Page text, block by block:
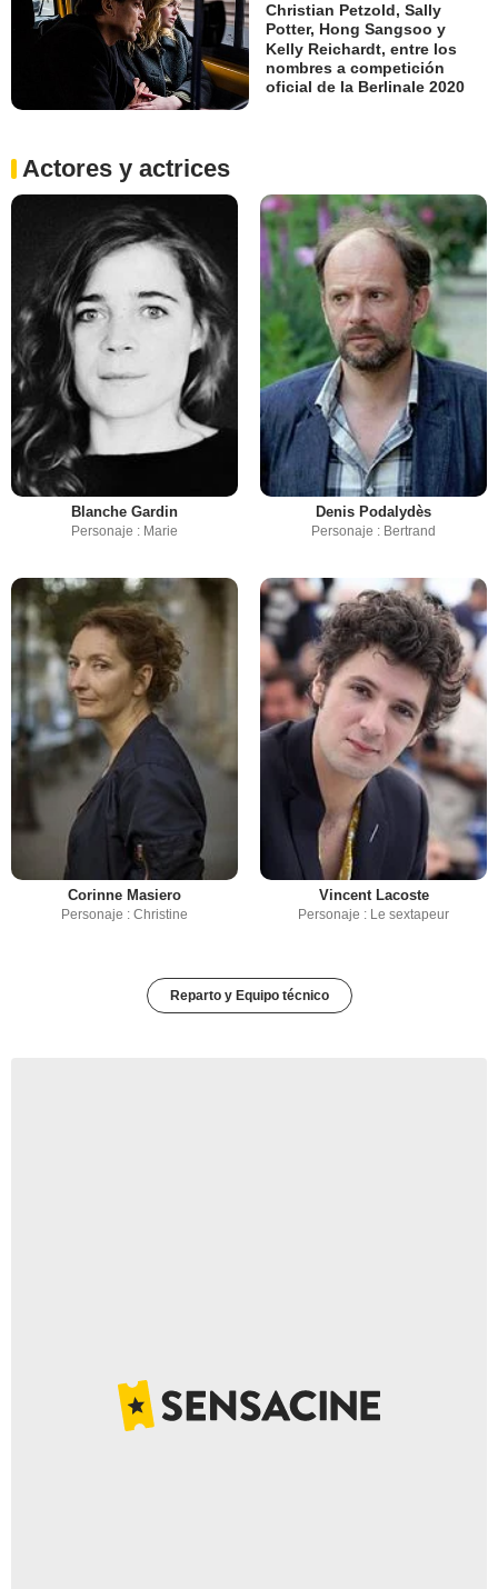
Christian Petzold, Sally
Potter, Hong Sangsoo y
Kelly Reichardt, entre los
nombres a competición
oficial de la Berlinale 2020
Actores y actrices
Blanche Gardin
Personaje : Marie
Denis Podalydès
Personaje : Bertrand
Corinne Masiero
Personaje : Christine
Vincent Lacoste
Personaje : Le sextapeur
Reparto y Equipo técnico